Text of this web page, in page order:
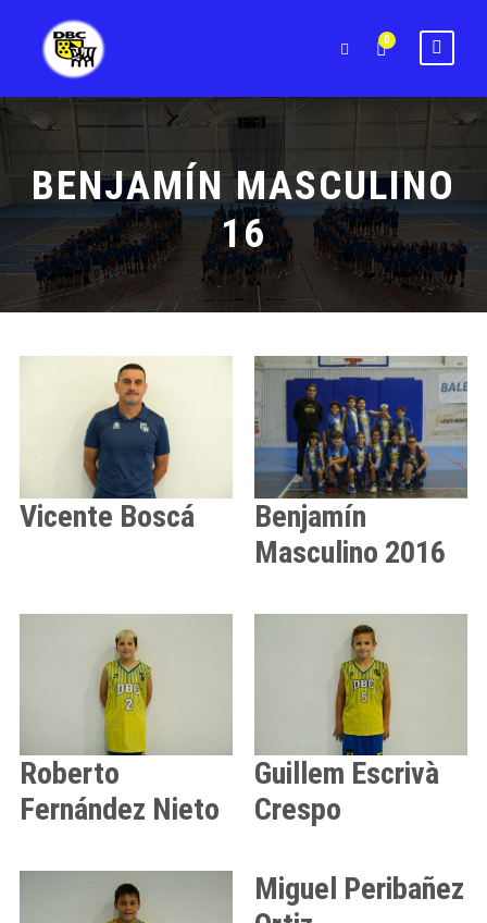
0
BENJAMÍN MASCULINO
16
Vicente Boscá
Benjamín
Masculino 2016
Roberto
Fernández Nieto
Guillem Escrivà
Crespo
Miguel Peribañez